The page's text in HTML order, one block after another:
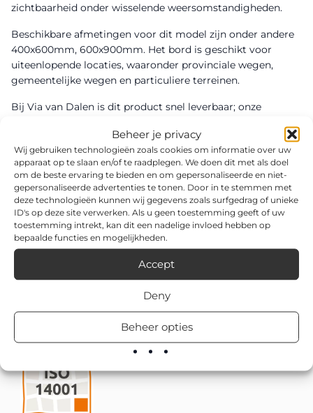
Beheer je privacy
Wij gebruiken technologieën zoals cookies om informatie over uw
apparaat op te slaan en/of te raadplegen. We doen dit met als doel
om de beste ervaring te bieden en om gepersonaliseerde en niet-
gepersonaliseerde advertenties te tonen. Door in te stemmen met
deze technologieën kunnen wij gegevens zoals surfgedrag of unieke
ID's op deze site verwerken. Als u geen toestemming geeft of uw
toestemming intrekt, kan dit een nadelige invloed hebben op
bepaalde functies en mogelijkheden.
Accept
Deny
Beheer opties
zichtbaarheid onder wisselende weersomstandigheden.
Beschikbare afmetingen voor dit model zijn onder andere
400x600mm, 600x900mm. Het bord is geschikt voor
uiteenlopende locaties, waaronder provinciale wegen,
gemeentelijke wegen en particuliere terreinen.
Bij Via van Dalen is dit product snel leverbaar; onze